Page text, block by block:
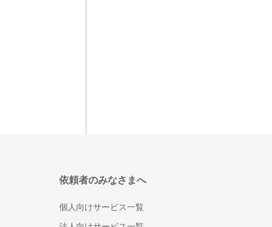
依頼者のみなさまへ
個人向けサービス一覧